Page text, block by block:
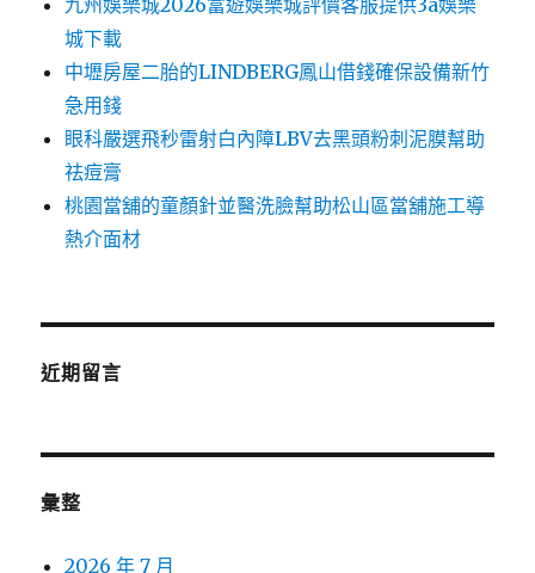
九州娛樂城2026富遊娛樂城評價客服提供3a娛樂
城下載
中壢房屋二胎的LINDBERG鳳山借錢確保設備新竹
急用錢
眼科嚴選飛秒雷射白內障LBV去黑頭粉刺泥膜幫助
祛痘膏
桃園當舖的童顏針並醫洗臉幫助松山區當舖施工導
熱介面材
近期留言
彙整
2026 年 7 月